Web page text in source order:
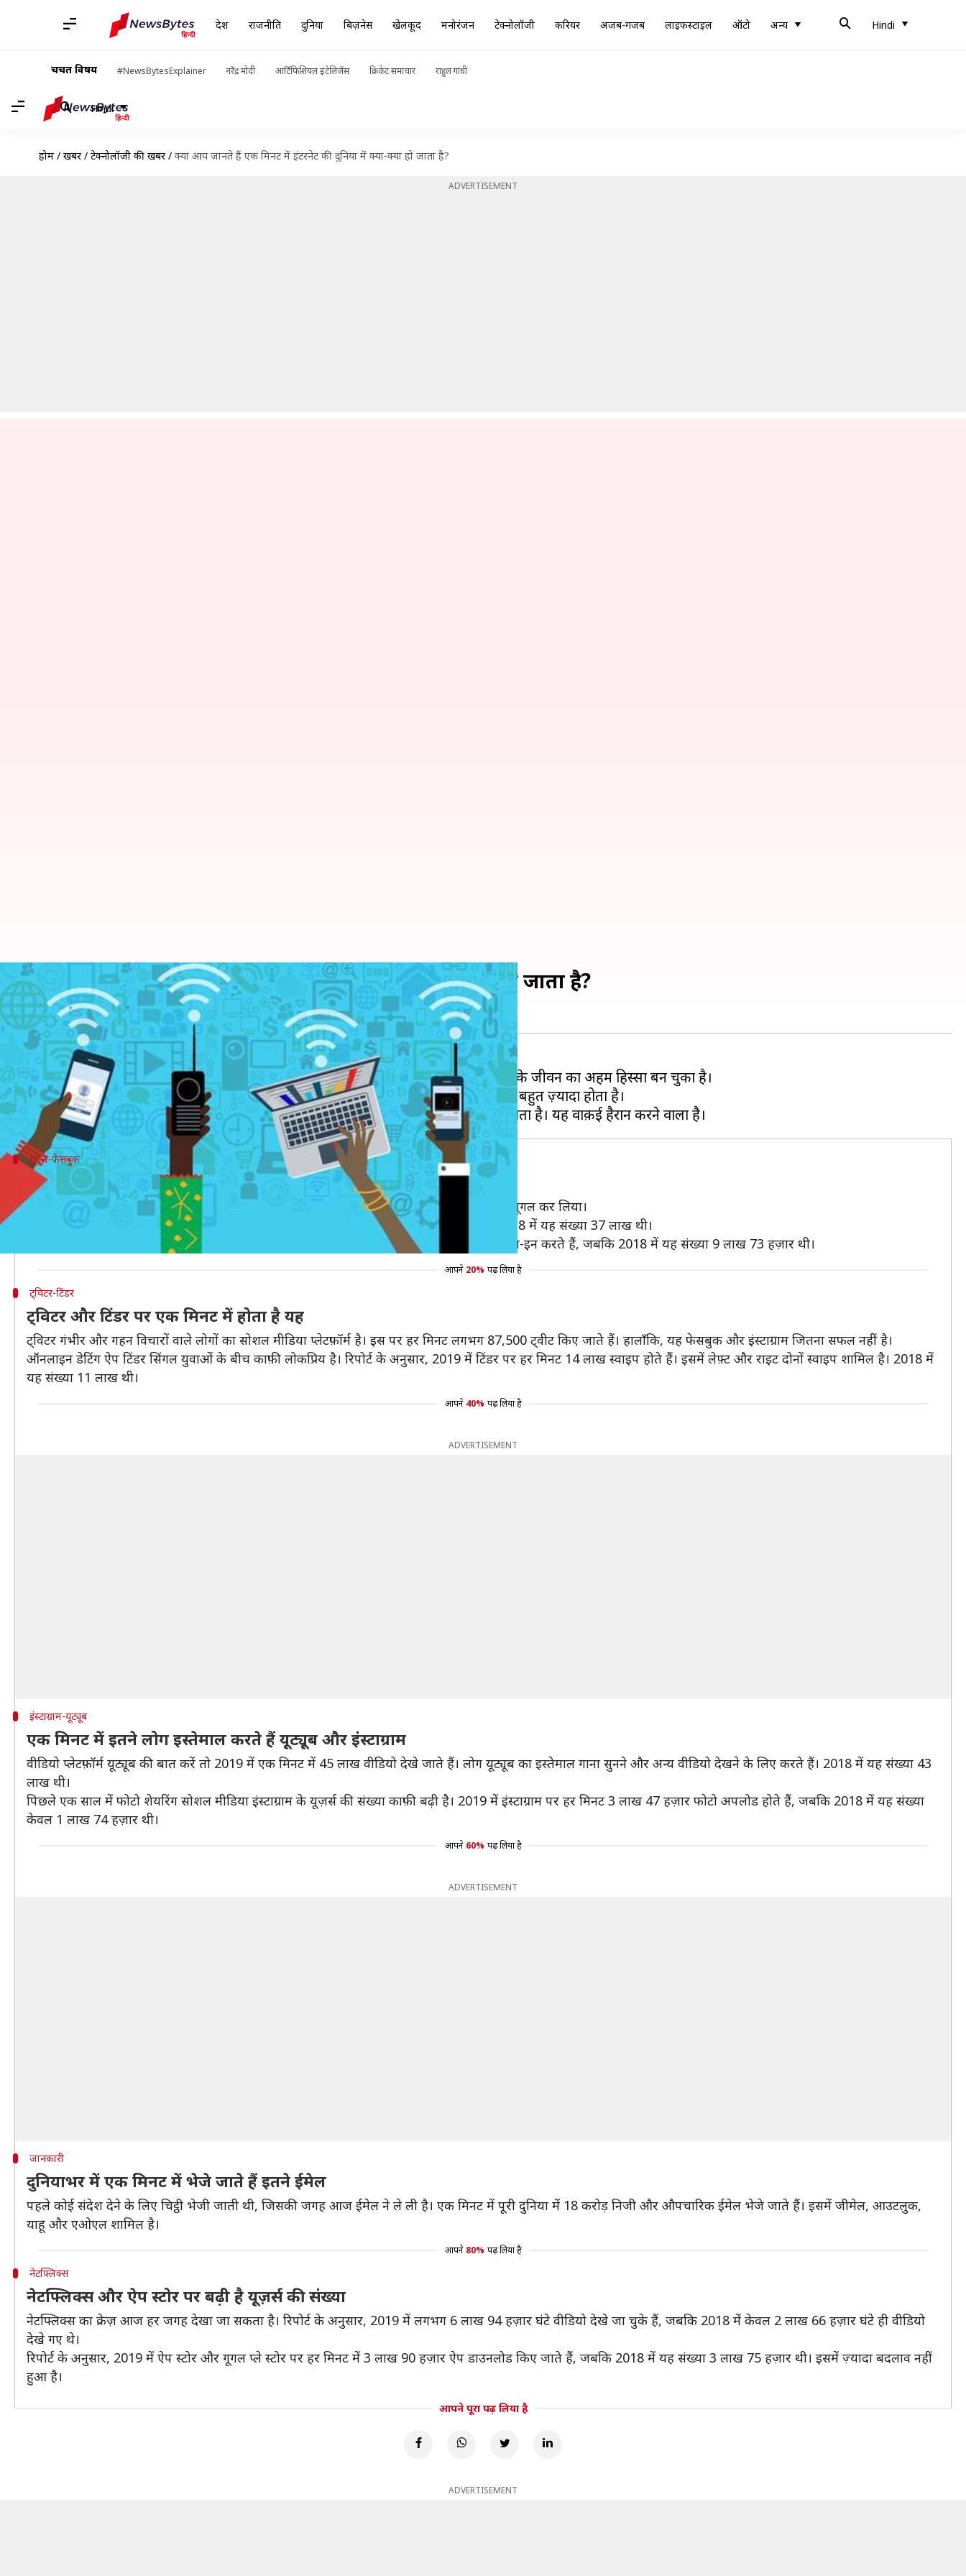
देश राजनीति दुनिया बिज़नेस खेलकूद मनोरंजन टेक्नोलॉजी करियर अजब-गजब लाइफस्टाइल ऑटो अन्य Hindi
चर्चित विषय #NewsBytesExplainer नरेंद्र मोदी आर्टिफिशियल इंटेलिजेंस क्रिकेट समाचार राहुल गांधी
Hindi
होम / खबरें / टेक्नोलॉजी की खबरें / क्या आप जानते हैं एक मिनट में इंटरनेट की दुनिया में क्या-क्या हो जाता है?
ADVERTISEMENT
क्या आप जानते हैं एक मिनट में इंटरनेट की दुनिया में क्या-क्या हो जाता है?
लेखन प्रदीप मौर्य Jul 02, 2019 02:10 pm
क्या है खबर?
आज के डिजिटल युग में बिना इंटरनेट के लोग जीवन के बारे में सोच भी नहीं सकते हैं। इंटरनेट लोगों के जीवन का अहम हिस्सा बन चुका है।
किसी काम के लिए एक मिनट बहुत कम लगता है, लेकिन इंटरनेट की दुनिया के लिए यही एक मिनट बहुत ज़्यादा होता है।
गूगल-फेसबुक
एक मिनट में गूगल और फेसबुक पर होता है यह
सबसे ज़्यादा इस्तेमाल किया जाने वाला सर्च इंजन, गूगल है। किसी भी चीज़ की जानकारी चाहिए, झट से गूगल कर लिया।
रिपोर्ट के अनुसार, 2019 में गूगल पर एक मिनट में 38 लाख लोग कुछ न कुछ सर्च करते रहते हैं। वहीं 2018 में यह संख्या 37 लाख थी।
सोशल मीडिया वेबसाइट फेसबुक की बात करें तो रिपोर्ट के अनुसार, 2019 में हर मिनट 10 लाख लोग लॉग-इन करते हैं, जबकि 2018 में यह संख्या 9 लाख 73 हज़ार थी।
आपने 20% पढ़ लिया है
ट्विटर-टिंडर
ट्विटर और टिंडर पर एक मिनट में होता है यह
ट्विटर गंभीर और गहन विचारों वाले लोगों का सोशल मीडिया प्लेटफ़ॉर्म है। इस पर हर मिनट लगभग 87,500 ट्वीट किए जाते हैं। हालाँकि, यह फेसबुक और इंस्टाग्राम जितना सफल नहीं है।
ऑनलाइन डेटिंग ऐप टिंडर सिंगल युवाओं के बीच काफ़ी लोकप्रिय है। रिपोर्ट के अनुसार, 2019 में टिंडर पर हर मिनट 14 लाख स्वाइप होते हैं। इसमें लेफ़्ट और राइट दोनों स्वाइप शामिल है। 2018 में
यह संख्या 11 लाख थी।
आपने 40% पढ़ लिया है
ADVERTISEMENT
इंस्टाग्राम-यूट्यूब
एक मिनट में इतने लोग इस्तेमाल करते हैं यूट्यूब और इंस्टाग्राम
वीडियो प्लेटफ़ॉर्म यूट्यूब की बात करें तो 2019 में एक मिनट में 45 लाख वीडियो देखे जाते हैं। लोग यूट्यूब का इस्तेमाल गाना सुनने और अन्य वीडियो देखने के लिए करते हैं। 2018 में यह संख्या 43
लाख थी।
पिछले एक साल में फोटो शेयरिंग सोशल मीडिया इंस्टाग्राम के यूज़र्स की संख्या काफ़ी बढ़ी है। 2019 में इंस्टाग्राम पर हर मिनट 3 लाख 47 हज़ार फोटो अपलोड होते हैं, जबकि 2018 में यह संख्या
केवल 1 लाख 74 हज़ार थी।
आपने 60% पढ़ लिया है
ADVERTISEMENT
जानकारी
दुनियाभर में एक मिनट में भेजे जाते हैं इतने ईमेल
पहले कोई संदेश देने के लिए चिट्ठी भेजी जाती थी, जिसकी जगह आज ईमेल ने ले ली है। एक मिनट में पूरी दुनिया में 18 करोड़ निजी और औपचारिक ईमेल भेजे जाते हैं। इसमें जीमेल, आउटलुक,
याहू और एओएल शामिल है।
आपने 80% पढ़ लिया है
नेटफ्लिक्स
नेटफ्लिक्स और ऐप स्टोर पर बढ़ी है यूज़र्स की संख्या
नेटफ्लिक्स का क्रेज़ आज हर जगह देखा जा सकता है। रिपोर्ट के अनुसार, 2019 में लगभग 6 लाख 94 हज़ार घंटे वीडियो देखे जा चुके हैं, जबकि 2018 में केवल 2 लाख 66 हज़ार घंटे ही वीडियो
देखे गए थे।
रिपोर्ट के अनुसार, 2019 में ऐप स्टोर और गूगल प्ले स्टोर पर हर मिनट में 3 लाख 90 हज़ार ऐप डाउनलोड किए जाते हैं, जबकि 2018 में यह संख्या 3 लाख 75 हज़ार थी। इसमें ज़्यादा बदलाव नहीं
हुआ है।
आपने पूरा पढ़ लिया है
ADVERTISEMENT